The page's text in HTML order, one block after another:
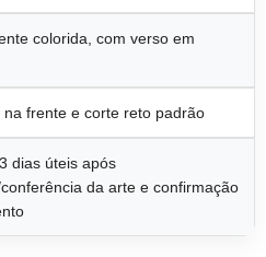
colorida, com verso em
na frente e corte reto padrão
dias úteis após
da arte e confirmação